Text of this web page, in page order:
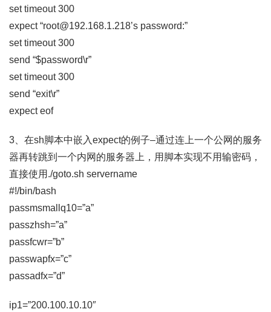
set timeout 300
expect “root@192.168.1.218’s password:”
set timeout 300
send “$password\r”
set timeout 300
send “exit\r”
expect eof
3、在sh脚本中嵌入expect的例子–通过连上一个公网的服务
器再转跳到一个内网的服务器上，用脚本实现不用输密码，
直接使用./goto.sh servername
#!/bin/bash
passmsmallq10=”a”
passzhsh=”a”
passfcwr=”b”
passwapfx=”c”
passadfx=”d”
ip1=”200.100.10.10″